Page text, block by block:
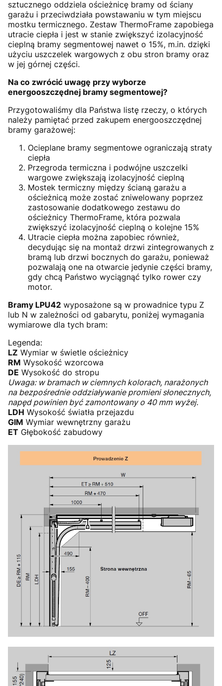
sztucznego oddziela ościeżnicę bramy od ściany
garażu i przeciwdziała powstawaniu w tym miejscu
mostku termicznego. Zestaw ThermoFrame zapobiega
utracie ciepła i jest w stanie zwiększyć izolacyjność
cieplną bramy segmentowej nawet o 15%, m.in. dzięki
użyciu uszczelek wargowych z obu stron bramy oraz
w jej górnej części.
Na co zwrócić uwagę przy wyborze
energooszczędnej bramy segmentowej?
Przygotowaliśmy dla Państwa listę rzeczy, o których
należy pamiętać przed zakupem energooszczędnej
bramy garażowej:
Ocieplane bramy segmentowe ograniczają straty
ciepła
Przegroda termiczna i podwójne uszczelki
wargowe zwiększają izolacyjność cieplną
Mostek termiczny między ścianą garażu a
ościeżnicą może zostać zniwelowany poprzez
zastosowanie dodatkowego zestawu do
ościeżnicy ThermoFrame, która pozwala
zwiększyć izolacyjność cieplną o kolejne 15%
Utracie ciepła można zapobiec również,
decydując się na montaż drzwi zintegrowanych z
bramą lub drzwi bocznych do garażu, ponieważ
pozwalają one na otwarcie jedynie części bramy,
gdy chcą Państwo wyciągnąć tylko rower czy
motor.
Bramy LPU42 wyposażone są w prowadnice typu Z
lub N w zależności od gabarytu, poniżej wymagania
wymiarowe dla tych bram:
Legenda:
LZ Wymiar w świetle ościeżnicy
RM Wysokość wzorcowa
DE Wysokość do stropu
Uwaga: w bramach w ciemnych kolorach, narażonych
na bezpośrednie oddziaływanie promieni słonecznych,
napęd powinien być zamontowany o 40 mm wyżej.
LDH Wysokość światła przejazdu
GIM Wymiar wewnętrzny garażu
ET Głębokość zabudowy